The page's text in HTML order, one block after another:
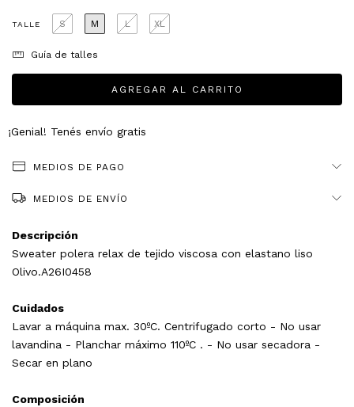
TALLE S M L XL
Guía de talles
¡Genial! Tenés envío gratis
MEDIOS DE PAGO
MEDIOS DE ENVÍO
Descripción
Sweater polera relax de tejido viscosa con elastano liso
Olivo.A26I0458
Cuidados
Lavar a máquina max. 30ºC. Centrifugado corto - No usar
lavandina - Planchar máximo 110ºC . - No usar secadora -
Secar en plano
Composición